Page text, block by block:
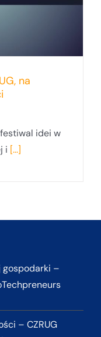
na
idei w
i [...]
gospodarki –
– CZRUG